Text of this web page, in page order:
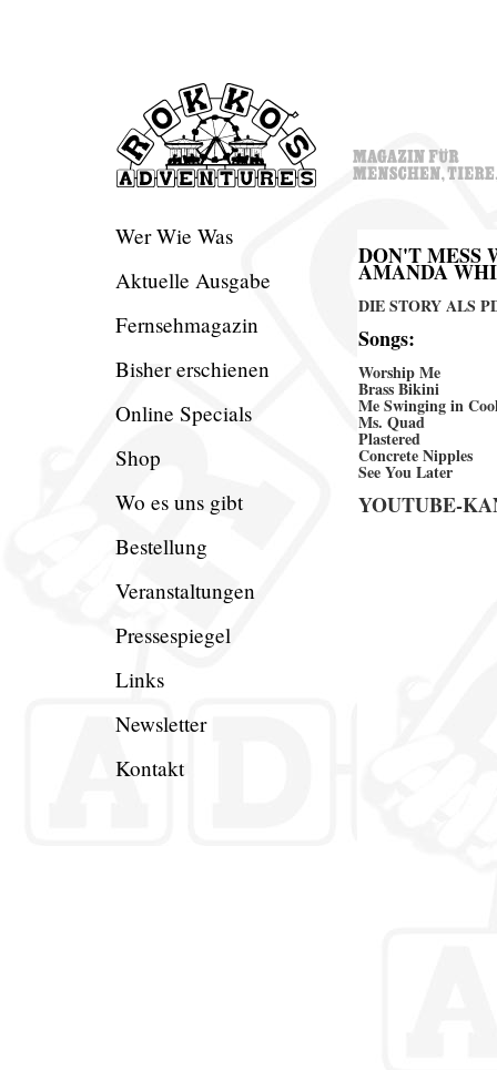
Wer Wie Was
Aktuelle Ausgabe
Fernsehmagazin
Bisher erschienen
Online Specials
Shop
Wo es uns gibt
Bestellung
Veranstaltungen
Pressespiegel
Links
Newsletter
Kontakt
DON'T MESS
AMANDA
DIE STORY ALS
Songs:
Worship Me
Brass Bikini
Me Swinging in
Ms. Quad
Plastered
Concrete Nipples
See You Later
YOUTUBE-